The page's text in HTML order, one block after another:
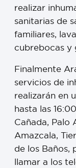
realizar
sanitarias de
familiares,
cubrebocas y
Finalmente
servicios de
realizarán en
hasta las
Cañada, Palo
Amazcala,
de los Baños,
llamar a los